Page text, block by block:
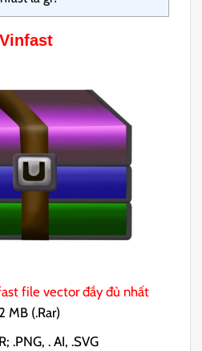
file vector đầy đủ nhất
MB (.Rar)
.PNG, . AI, .SVG